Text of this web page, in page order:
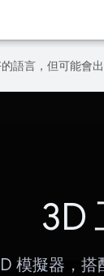
語言，但可能會出
3D
模擬器，搭